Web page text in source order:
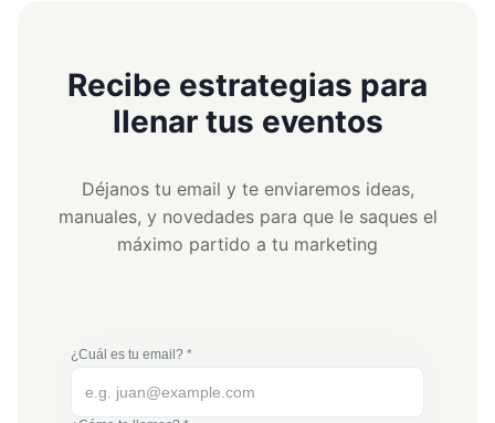
Recibe estrategias para
llenar tus eventos
Déjanos tu email y te enviaremos ideas,
manuales, y novedades para que le saques el
máximo partido a tu marketing